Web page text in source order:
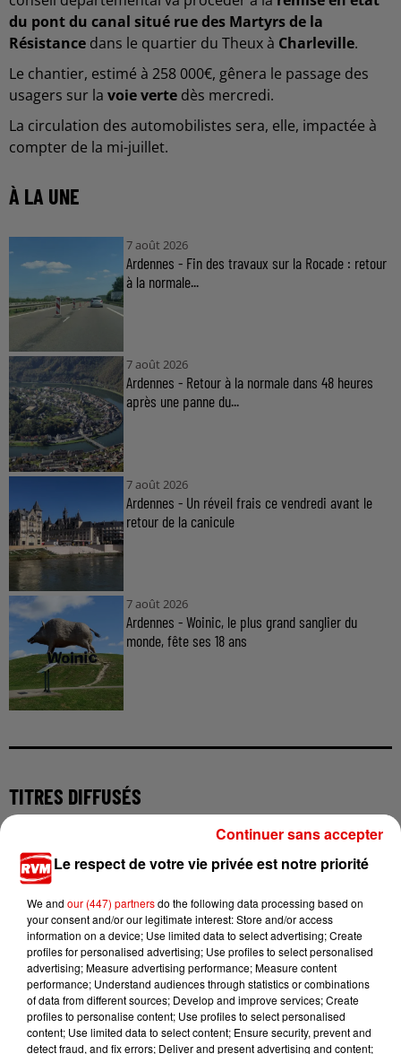
du pont du canal situé rue des Martyrs de la
Résistance dans le quartier du Theux à Charleville.
Le chantier, estimé à 258 000€, gênera le passage des
usagers sur la voie verte dès mercredi.
La circulation des automobilistes sera, elle, impactée à
compter de la mi-juillet.
À LA UNE
7 août 2026
Ardennes - Fin des travaux sur la Rocade : retour
à la normale...
7 août 2026
Ardennes - Retour à la normale dans 48 heures
après une panne du...
7 août 2026
Ardennes - Un réveil frais ce vendredi avant le
retour de la canicule
7 août 2026
Ardennes - Woinic, le plus grand sanglier du
monde, fête ses 18 ans
TITRES DIFFUSÉS
9h04
9h04
PIERRE DE MAERE
Je Pense A Vous
8h56
8h56
FARRUKO
Yapaque
8h53
8h53
MARGUERITE
Bellevie
Le respect de votre vie privée est notre priorité
We and our (447) partnersdo the following data processing based on
your consent and/or our legitimate interest: Store and/or access
information on a device; Use limited data to select advertising; Create
profiles for personalised advertising; Use profiles to select personalised
advertising; Measure advertising performance; Measure content
performance; Understand audiences through statistics or combinations
of data from different sources; Develop and improve services; Create
profiles to personalise content; Use profiles to select personalised
content; Use limited data to select content; Ensure security, prevent and
detect fraud, and fix errors; Deliver and present advertising and content;
Continuer sans accepter